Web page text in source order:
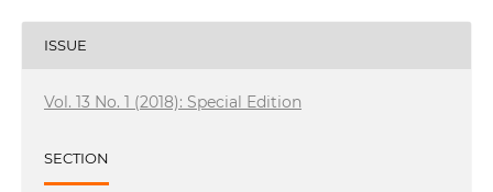
ISSUE
Vol. 13 No. 1 (2018): Special Edition
SECTION